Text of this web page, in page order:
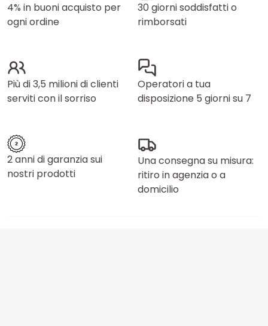
4% in buoni acquisto per
ogni ordine
30 giorni soddisfatti o
rimborsati
Più di 3,5 milioni di clienti
serviti con il sorriso
Operatori a tua
disposizione 5 giorni su 7
2 anni di garanzia sui
nostri prodotti
Una consegna su misura:
ritiro in agenzia o a
domicilio